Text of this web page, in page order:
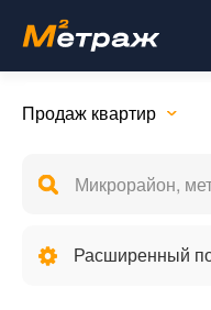
Продаж квартир
Расширенный